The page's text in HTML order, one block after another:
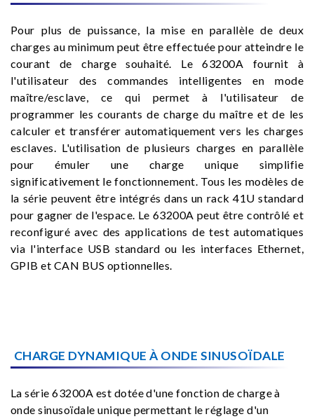
Pour plus de puissance, la mise en parallèle de deux
charges au minimum peut être effectuée pour atteindre le
courant de charge souhaité. Le 63200A fournit à
l'utilisateur des commandes intelligentes en mode
maître/esclave, ce qui permet à l'utilisateur de
programmer les courants de charge du maître et de les
calculer et transférer automatiquement vers les charges
esclaves. L'utilisation de plusieurs charges en parallèle
pour émuler une charge unique simplifie
significativement le fonctionnement. Tous les modèles de
la série peuvent être intégrés dans un rack 41U standard
pour gagner de l'espace. Le 63200A peut être contrôlé et
reconfiguré avec des applications de test automatiques
via l'interface USB standard ou les interfaces Ethernet,
GPIB et CAN BUS optionnelles.
CHARGE DYNAMIQUE À ONDE SINUSOÏDALE
La série 63200A est dotée d'une fonction de charge à
onde sinusoïdale unique permettant le réglage d'un